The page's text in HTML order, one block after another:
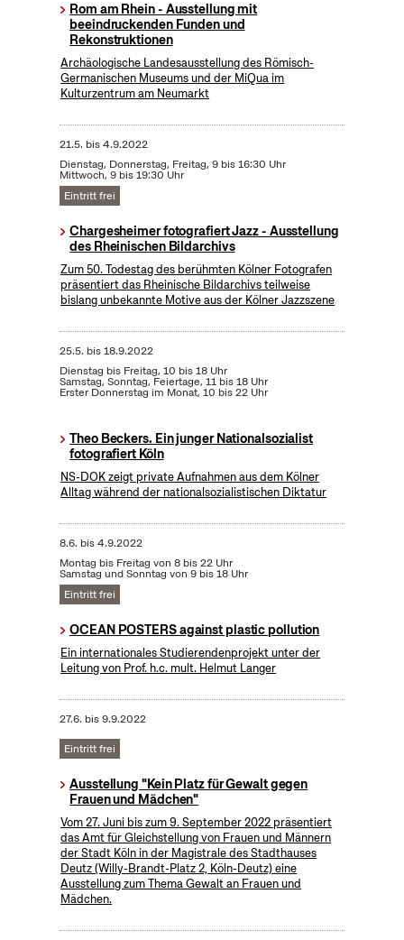
Rom am Rhein - Ausstellung mit
beeindruckenden Funden und
Rekonstruktionen
Archäologische Landesausstellung des Römisch-
Germanischen Museums und der MiQua im
Kulturzentrum am Neumarkt
21.5. bis4.9.2022
Dienstag, Donnerstag, Freitag, 9 bis 16:30 Uhr
Mittwoch, 9 bis 19:30 Uhr
Eintritt frei
Chargesheimer fotografiert Jazz - Ausstellung
des Rheinischen Bildarchivs
Zum 50. Todestag des berühmten Kölner Fotografen
präsentiert das Rheinische Bildarchivs teilweise
bislang unbekannte Motive aus der Kölner Jazzszene
25.5. bis18.9.2022
Dienstag bis Freitag, 10 bis 18 Uhr
Samstag, Sonntag, Feiertage, 11 bis 18 Uhr
Erster Donnerstag im Monat, 10 bis 22 Uhr
Theo Beckers. Ein junger Nationalsozialist
fotografiert Köln
NS-DOK zeigt private Aufnahmen aus dem Kölner
Alltag während der nationalsozialistischen Diktatur
8.6. bis4.9.2022
Montag bis Freitag von 8 bis 22 Uhr
Samstag und Sonntag von 9 bis 18 Uhr
Eintritt frei
OCEAN POSTERS against plastic pollution
Ein internationales Studierendenprojekt unter der
Leitung von Prof. h.c. mult. Helmut Langer
27.6. bis9.9.2022
Eintritt frei
Ausstellung "Kein Platz für Gewalt gegen
Frauen und Mädchen"
Vom 27. Juni bis zum 9. September 2022 präsentiert
das Amt für Gleichstellung von Frauen und Männern
der Stadt Köln in der Magistrale des Stadthauses
Deutz (Willy-Brandt-Platz 2, Köln-Deutz) eine
Ausstellung zum Thema Gewalt an Frauen und
Mädchen.